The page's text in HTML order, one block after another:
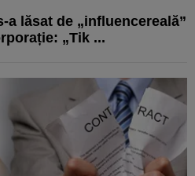
a lăsat de „influencereală”
„Tik ...